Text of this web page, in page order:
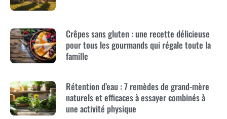
Crêpes sans gluten : une recette délicieuse
pour tous les gourmands qui régale toute la
famille
Rétention d’eau : 7 remèdes de grand-mère
naturels et efficaces à essayer combinés à
une activité physique